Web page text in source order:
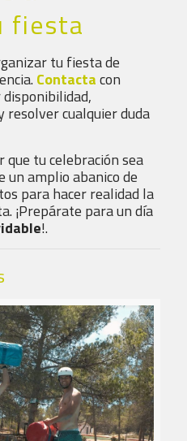
fiesta
tu fiesta de
Contactacon
cualquier duda
que tu celebración sea
amplio abanico de
para hacer realidad la
¡Prepárate para un día
!.